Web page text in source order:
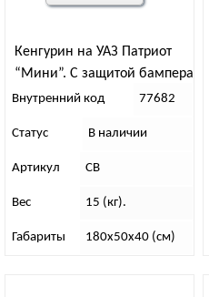
Кенгурин на УАЗ Патриот
“Мини”. С защитой бампера
Внутренний код 77682
Статус В наличии
Артикул СВ
Вес 15 (кг).
Габариты 180х50х40 (см)